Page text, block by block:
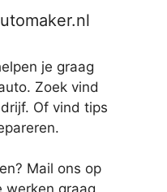
je graag
Zoek vind
Of vind tips
Mail ons op